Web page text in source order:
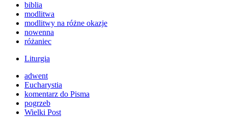
biblia
modlitwa
modlitwy na różne okazje
nowenna
różaniec
Liturgia
adwent
Eucharystia
komentarz do Pisma
pogrzeb
Wielki Post